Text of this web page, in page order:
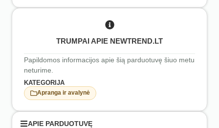
TRUMPAI APIE NEWTREND.LT
Papildomos informacijos apie šią parduotuvę šiuo metu
neturime.
KATEGORIJA
Apranga ir avalynė
APIE PARDUOTUVĘ